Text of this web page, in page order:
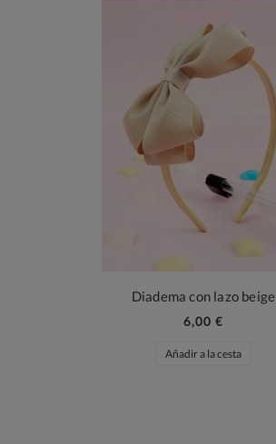
Diadema con lazo beige
6,00 €
Añadir a la cesta